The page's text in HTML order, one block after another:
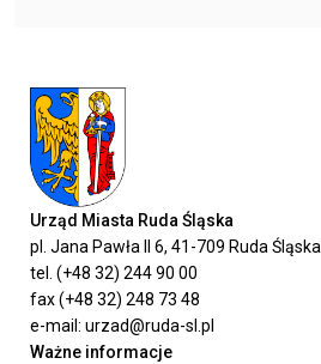
Urząd Miasta Ruda Śląska
pl. Jana Pawła II 6, 41-709 Ruda Śląska
tel. (+48 32) 244 90 00
fax (+48 32) 248 73 48
e-mail: urzad@ruda-sl.pl
Ważne informacje